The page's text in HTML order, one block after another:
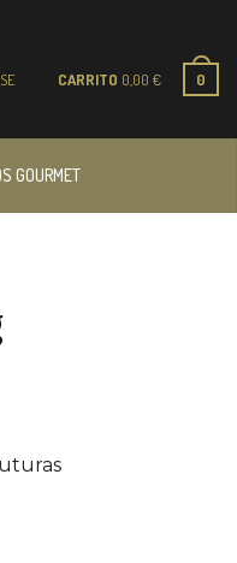
CARRITO 0,00 € 0
GOURMET